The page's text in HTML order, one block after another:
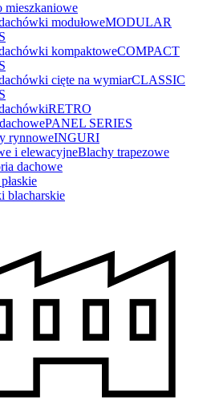
modułoweMODULAR
kompaktoweCOMPACT
cięte na wymiarCLASSIC
RETRO
PANEL SERIES
rynnoweINGURI
i elewacyjneBlachy trapezowe
dachowe
blacharskie